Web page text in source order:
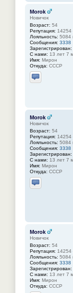
Morok
Новичок
Возраст: 54
Репутация: 14254
Лояльность: 5084
Сообщения: 3338
Зарегистрирован:
С нами: 13 лет 7
Имя: Мирон
Откуда: СССР
Morok
Новичок
Возраст: 54
Репутация: 14254
Лояльность: 5084
Сообщения: 3338
Зарегистрирован:
С нами: 13 лет 7
Имя: Мирон
Откуда: СССР
Morok
Новичок
Возраст: 54
Репутация: 14254
Лояльность: 5084
Сообщения: 3338
Зарегистрирован:
С нами: 13 лет 7
Имя: Мирон
Откуда: СССР